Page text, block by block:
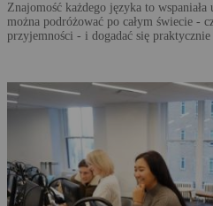
Znajomość każdego języka to
można podróżować po całym świecie -
przyjemności - i dogadać się praktycznie